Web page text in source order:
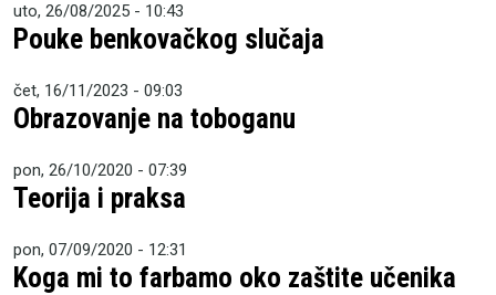
uto, 26/08/2025 - 10:43
Pouke benkovačkog slučaja
čet, 16/11/2023 - 09:03
Obrazovanje na toboganu
pon, 26/10/2020 - 07:39
Teorija i praksa
pon, 07/09/2020 - 12:31
Koga mi to farbamo oko zaštite učenika